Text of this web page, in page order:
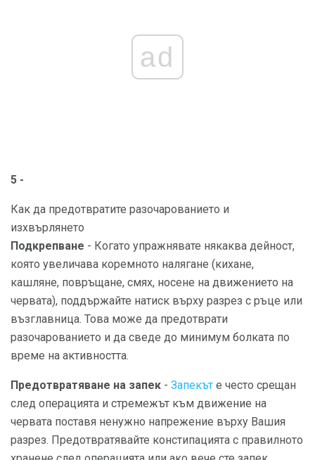
ad
5 -
Как да предотвратите разочарованието и
изхвърлянето
Подкрепване - Когато упражнявате някаква дейност,
която увеличава коремното налягане (кихане,
кашляне, повръщане, смях, носене на движението на
червата), поддържайте натиск върху разрез с ръце или
възглавница. Това може да предотврати
разочарованието и да сведе до минимум болката по
време на активността.
Предотвратяване на запек - Запекът е често срещан
след операцията и стремежът към движение на
червата поставя ненужно напрежение върху Вашия
разрез. Предотвратявайте констипацията с правилното